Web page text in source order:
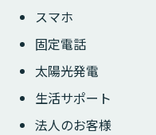
スマホ
固定電話
太陽光発電
生活サポート
法人のお客様